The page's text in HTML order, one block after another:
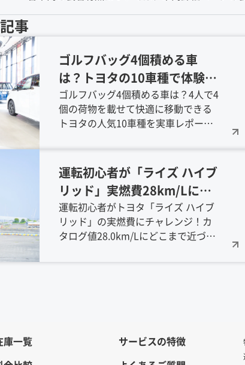
事
ゴルフバッグ4個積める車
は？トヨタの10車種で体験レ
ポート！カローラクロス、ラ
イズ、ハリアー、ランクルな
どの人気SUVやミニバン、ル
年版】
ゴルフバッグ4個積める車は？4人で4
個の荷物を載せて快適に移動できる
トヨタの人気10車種を実車レポー
最新の積載力を徹底検証。カタログ
値ではわからないリアルな収納術を
公開中です。
運転初心者が「ライズ ハイブ
リッド」実燃費28km/Lに挑
戦！
運転初心者がトヨタ「ライズ ハイブ
リッド」の実燃費にチャレンジ！カ
タログ値28.0km/Lにどこまで近づけ
庫一覧
サービスの特徴